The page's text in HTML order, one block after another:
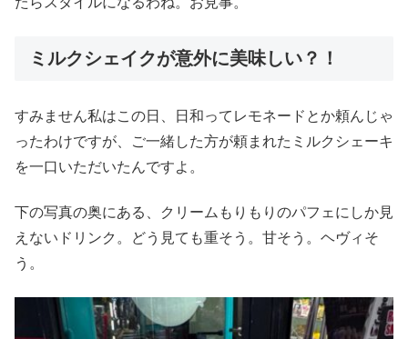
ミルクシェイクが意外に美味しい？！
すみません私はこの日、日和ってレモネードとか頼んじゃ
ったわけですが、ご一緒した方が頼まれたミルクシェーキ
を一口いただいたんですよ。
下の写真の奥にある、クリームもりもりのパフェにしか見
えないドリンク。どう見ても重そう。甘そう。ヘヴィそ
う。